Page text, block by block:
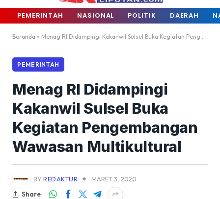
PEMERINTAH NASIONAL POLITIK DAERAH
Beranda » Menag RI Didampingi Kakanwil Sulsel Buka Kegiatan Pengembangan Wawasan Multikultural
PEMERINTAH
Menag RI Didampingi
Kakanwil Sulsel Buka
Kegiatan Pengembangan
Wawasan Multikultural
BY REDAKTUR
MARET 3, 2020
Share